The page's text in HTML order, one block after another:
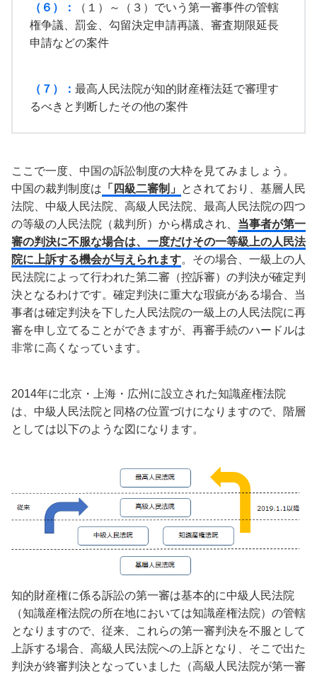
（６）：
（１）～（３）でいう第一審事件の管轄
権争議、罰金、勾留決定申請再議、審査期限延長
申請などの案件
（７）： 最高人民法院が知的財産権法廷で審理す
るべきと判断したその他の案件
ここで一度、中国の訴訟制度の大枠を見てみましょう。
中国の裁判制度は 「四級二審制」
とされており、基層人民
法院、中級人民法院、高級人民法院、最高人民法院の四つ
の等級の人民法院（裁判所）から構成され、 当事者が第一
審の判決に不服な場合は、一度だけその一等級上の人民法
院に上訴する機会が与えられます。その場合、一級上の人
民法院によって行われた第二審（控訴審）の判決が確定判
決となるわけです。確定判決に重大な瑕疵がある場合、当
事者は確定判決を下した人民法院の一級上の人民法院に再
審を申し立てることができますが、再審手続のハードルは
非常に高くなっています。
2014年に北京・上海・広州に設立された知識産権法院
は、中級人民法院と同格の位置づけになりますので、階層
としては以下のような図になります。
知的財産権に係る訴訟の第一審は基本的に中級人民法院
（知識産権法院の所在地においては知識産権法院）の管轄
となりますので、従来、これらの第一審判決を不服として
上訴する場合、高級人民法院への上訴となり、そこで出た
判決が終審判決となっていました（高級人民法院が第一審